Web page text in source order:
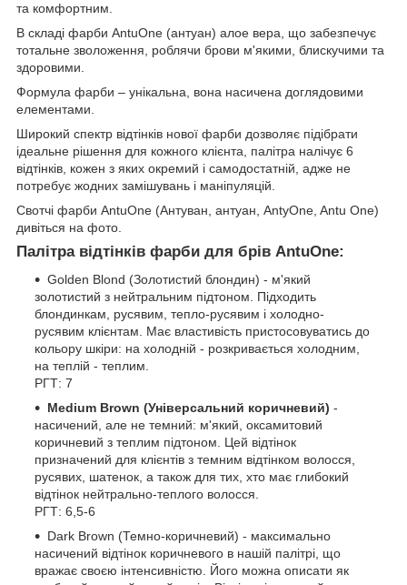
та комфортним.
В складі фарби AntuOne (антуан) алое вера, що забезпечує
тотальне зволоження, роблячи брови м'якими, блискучими та
здоровими.
Формула фарби – унікальна, вона насичена доглядовими
елементами.
Широкий спектр відтінків нової фарби дозволяє підібрати
ідеальне рішення для кожного клієнта, палітра налічує 6
відтінків, кожен з яких окремий і самодостатній, адже не
потребує жодних замішувань і маніпуляцій.
Свотчі фарби AntuOne (Антуван, антуан, AntyOne, Antu One)
дивіться на фото.
Палітра відтінків фарби для брів AntuOne:
Golden Blond (Золотистий блондин) - м'який
золотистий з нейтральним підтоном. Підходить
блондинкам, русявим, тепло-русявим і холодно-
русявим клієнтам. Має властивість пристосовуватись до
кольору шкіри: на холодній - розкривається холодним,
на теплій - теплим.
РГТ: 7
Medium Brown (Універсальний коричневий) -
насичений, але не темний: м'який, оксамитовий
коричневий з теплим підтоном. Цей відтінок
призначений для клієнтів з темним відтінком волосся,
русявих, шатенок, а також для тих, хто має глибокий
відтінок нейтрально-теплого волосся.
РГТ: 6,5-6
Dark Brown (Темно-коричневий) - максимально
насичений відтінок коричневого в нашій палітрі, що
вражає своєю інтенсивністю. Його можна описати як